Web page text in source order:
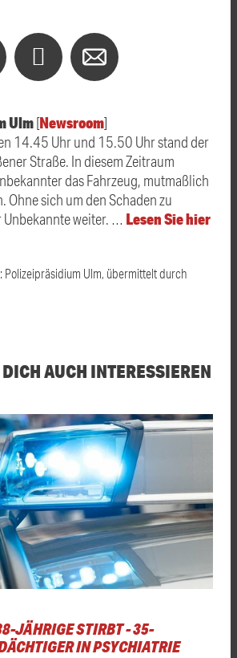
Ulm[Newsroom]
14.45 Uhr und 15.50 Uhr stand der
Straße. In diesem Zeitraum
das Fahrzeug, mutmaßlich
Ohne sich um den Schaden zu
weiter. … Lesen Sie hier
Ulm, übermittelt durch
AUCH INTERESSIEREN
JÄHRIGE STIRBT - 35-
IN PSYCHIATRIE